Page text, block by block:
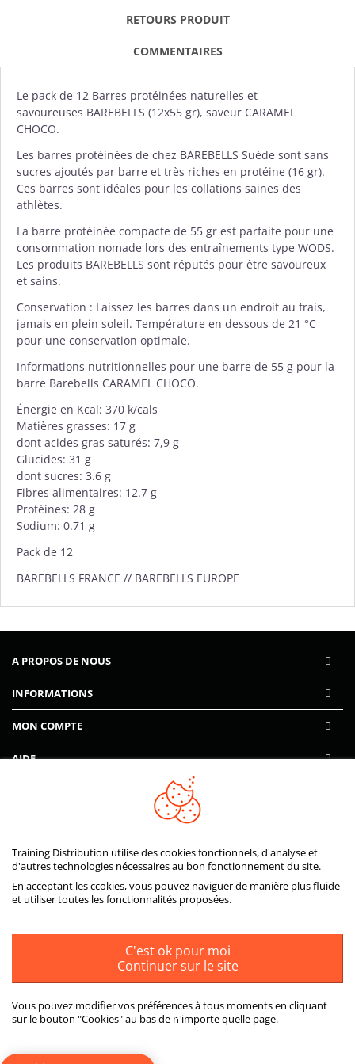
RETOURS PRODUIT
COMMENTAIRES
Le pack de 12 Barres protéinées naturelles et
savoureuses BAREBELLS (12x55 gr), saveur CARAMEL
CHOCO.
Les barres protéinées de chez BAREBELLS Suède sont sans
sucres ajoutés par barre et très riches en protéine (16 gr).
Ces barres sont idéales pour les collations saines des
athlètes.
La barre protéinée compacte de 55 gr est parfaite pour une
consommation nomade lors des entraînements type WODS.
Les produits BAREBELLS sont réputés pour être savoureux
et sains.
Conservation : Laissez les barres dans un endroit au frais,
jamais en plein soleil. Température en dessous de 21 °C
pour une conservation optimale.
Informations nutritionnelles pour une barre de 55 g pour la
barre Barebells CARAMEL CHOCO.
Énergie en Kcal: 370 k/cals
Matières grasses: 17 g
dont acides gras saturés: 7,9 g
Glucides: 31 g
dont sucres: 3.6 g
Fibres alimentaires: 12.7 g
Protéines: 28 g
Sodium: 0.71 g
Pack de 12
BAREBELLS FRANCE // BAREBELLS EUROPE
A PROPOS DE NOUS
INFORMATIONS
MON COMPTE
Training Distribution utilise des cookies fonctionnels, d'analyse et
d'autres technologies nécessaires au bon fonctionnement du site.
En acceptant les ccokies, vous pouvez naviguer de manière plus fluide
et utiliser toutes les fonctionnalités proposées.
C'est ok pour moi
Continuer sur le site
Vous pouvez modifier vos préférences à tous moments en cliquant
sur le bouton "Cookies" au bas de n'importe quelle page.
AIDE